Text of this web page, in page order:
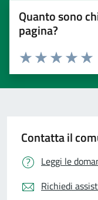
Quanto sono
pagina?
Valuta
Valuta 3
Valuta 2 stelle
Valuta 1 stelle su 5
Contatta il
Leggi le
Richiedi